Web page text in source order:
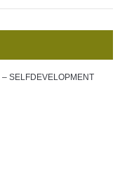
SELFDEVELOPMENT